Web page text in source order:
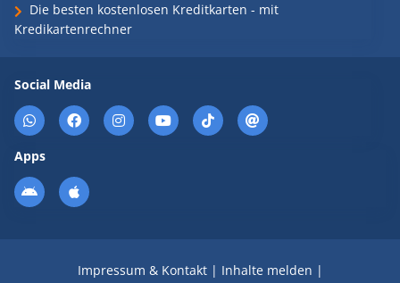
Die besten kostenlosen Kreditkarten - mit
Kredikartenrechner
Social Media
Apps
Impressum & Kontakt| Inhalte melden |